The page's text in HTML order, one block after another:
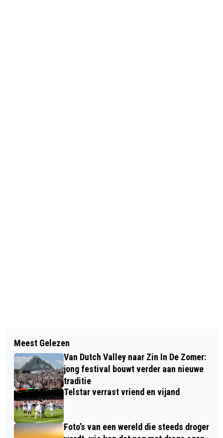
KINDERBOERDERIJ DE BAAK SLUIT
DEUREN VANWEGE UITBRAAK
VOGELGRIEP
EXPOSITIE ‘LANDSCHAPPEN’ IN
VISSERSHALLEN IJMUIDEN
Meest Gelezen
Van Dutch Valley naar Zin In De Zomer:
jong festival bouwt verder aan nieuwe
traditie
Telstar verrast vriend en vijand
Foto’s van een wereld die steeds droger